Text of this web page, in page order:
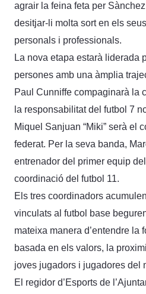
agrair la feina feta per
desitjar-li molta sort en els
personals i professionals.
La nova etapa estarà liderada
persones amb una àmplia
Paul Cunniffe compaginarà la
la responsabilitat del futbol 7
Miquel Sanjuan “Miki” serà el
federat. Per la seva banda,
entrenador del primer equip
coordinació del futbol 11.
Els tres coordinadors
vinculats al futbol base
mateixa manera d’entendre la
basada en els valors, la
joves jugadors i jugadores del
El regidor d’Esports de